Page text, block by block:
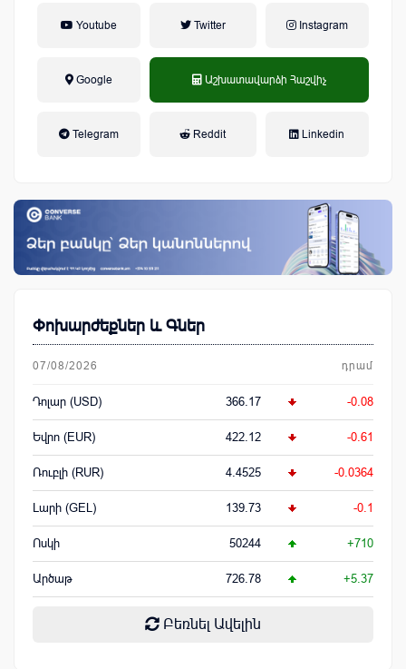
Youtube Twitter Instagram
Google Աշխատավարձի Հաշվիչ
Telegram Reddit Linkedin
Փոխարժեքներ և Գներ
07/08/2026 դրամ
Դոլար (USD) 366.17 -0.08
Եվրո (EUR) 422.12 -0.61
Ռուբլի (RUR) 4.4525 -0.0364
Լարի (GEL) 139.73 -0.1
Ոսկի 50244 +710
Արծաթ 726.78 +5.37
Բեռնել Ավելին